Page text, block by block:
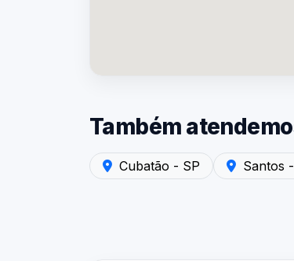
Também
Cubatão - SP Santos